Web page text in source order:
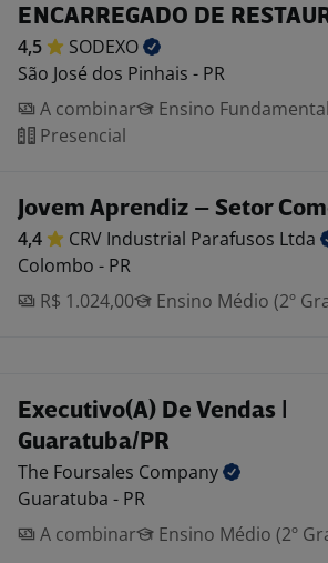
ENCARREGADO DE
4,5
SODEXO
São José dos Pinhais - PR
A combinar
Ensino
Presencial
Jovem Aprendiz – Setor
4,4 CRV Industrial Parafusos Ltda
Colombo - PR
R$ 1.024,00
Ensino Médio (2º
Executivo(A) De Vendas |
Guaratuba/PR
The Foursales Company
Guaratuba - PR
A combinar
Ensino Médio (2º